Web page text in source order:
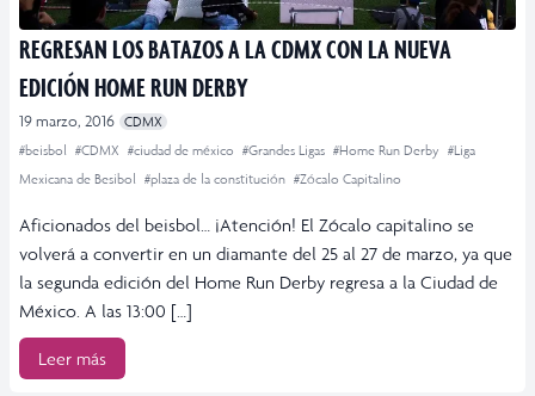
REGRESAN LOS BATAZOS A LA CDMX CON LA NUEVA
EDICIÓN HOME RUN DERBY
19 marzo, 2016 CDMX
#beisbol #CDMX #ciudad de méxico #Grandes Ligas #Home Run Derby #Liga
Mexicana de Besibol #plaza de la constitución #Zócalo Capitalino
Aficionados del beisbol… ¡Atención! El Zócalo capitalino se
volverá a convertir en un diamante del 25 al 27 de marzo, ya que
la segunda edición del Home Run Derby regresa a la Ciudad de
México. A las 13:00 […]
Leer más